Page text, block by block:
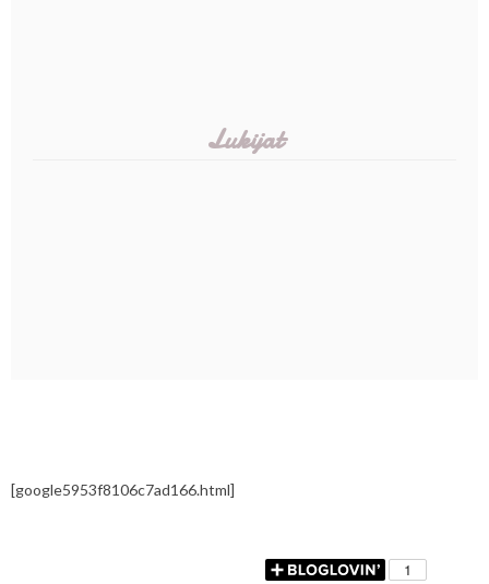
Lukijat
[google5953f8106c7ad166.html]